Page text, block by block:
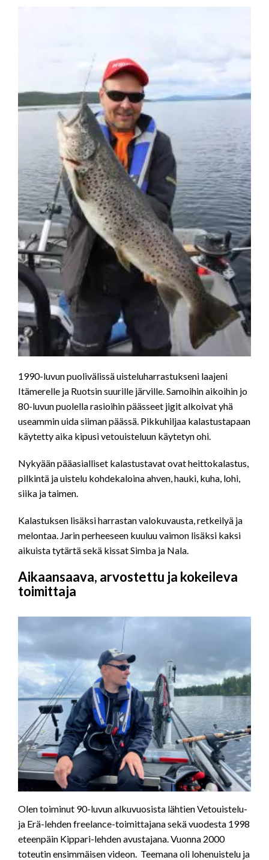
1990-luvun puolivälissä uisteluharrastukseni laajeni
Itämerelle ja Ruotsin suurille järville. Samoihin aikoihin jo
80-luvun puolella rasioihin päässeet jigit alkoivat yhä
useammin uida siiman päässä. Pikkuhiljaa kalastustapaan
käytetty aika kipusi vetouisteluun käytetyn ohi.
Nykyään pääasialliset kalastustavat ovat heittokalastus,
pilkintä ja uistelu kohdekaloina ahven, hauki, kuha, lohi,
siika ja taimen.
Kalastuksen lisäksi harrastan valokuvausta, retkeilyä ja
melontaa. Jarin perheeseen kuuluu vaimon lisäksi kaksi
aikuista tytärtä sekä kissat Simba ja Nala.
Aikaansaava, arvostettu ja kokeileva
toimittaja
Olen toiminut 90-luvun alkuvuosista lähtien Vetouistelu-
ja Erä-lehden freelance-toimittajana sekä vuodesta 1998
eteenpäin Kippari-lehden avustajana. Vuonna 2000
toteutin ensimmäisen videon. Teemana oli lohenuistelu ja